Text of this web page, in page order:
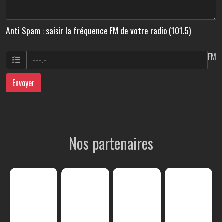
Anti Spam : saisir la fréquence FM de votre radio (101.5)
FM
Envoyer
Nos partenaires